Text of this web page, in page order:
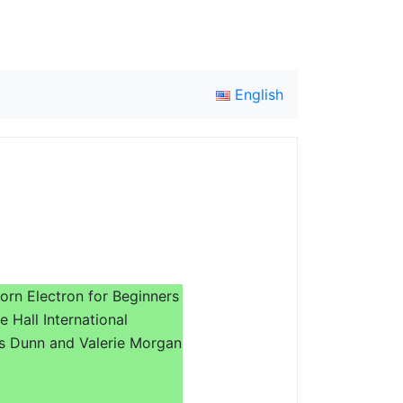
English
Electron for Beginners
Hall International
Dunn and Valerie Morgan